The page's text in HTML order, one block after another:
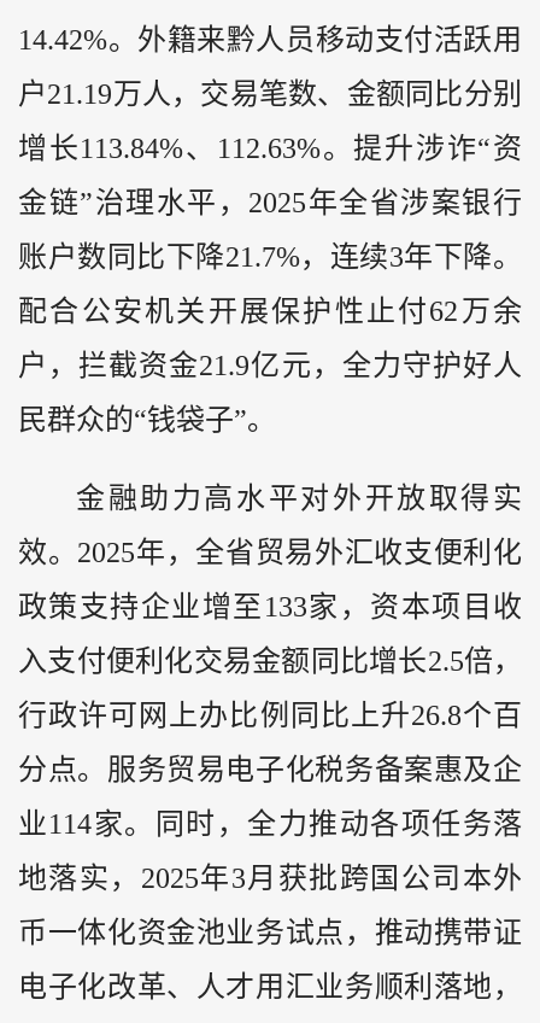
14.42%。外籍来黔人员移动支付活跃用
户21.19万人，交易笔数、金额同比分别
增长113.84%、112.63%。提升涉诈“资
金链”治理水平，2025年全省涉案银行
账户数同比下降21.7%，连续3年下降。
配合公安机关开展保护性止付62万余
户，拦截资金21.9亿元，全力守护好人
民群众的“钱袋子”。
金融助力高水平对外开放取得实
效。2025年，全省贸易外汇收支便利化
政策支持企业增至133家，资本项目收
入支付便利化交易金额同比增长2.5倍，
行政许可网上办比例同比上升26.8个百
分点。服务贸易电子化税务备案惠及企
业114家。同时，全力推动各项任务落
地落实，2025年3月获批跨国公司本外
币一体化资金池业务试点，推动携带证
电子化改革、人才用汇业务顺利落地，